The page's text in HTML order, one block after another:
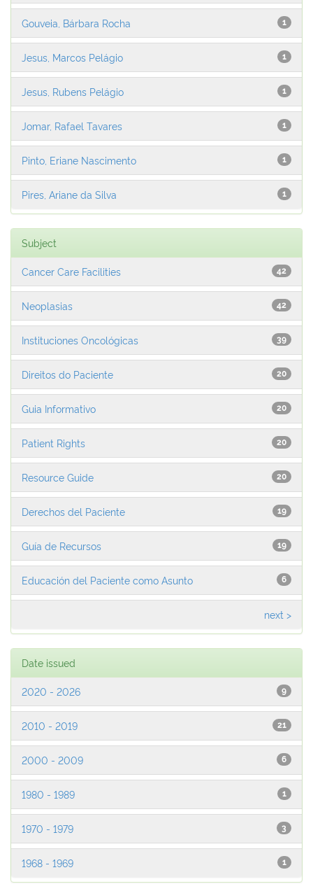
1
Gouveia, Bárbara Rocha
1
Jesus, Marcos Pelágio
1
Jesus, Rubens Pelágio
1
Jomar, Rafael Tavares
1
Pinto, Eriane Nascimento
1
Pires, Ariane da Silva
Subject
42
Cancer Care Facilities
42
Neoplasias
39
Instituciones Oncológicas
20
Direitos do Paciente
20
Guia Informativo
20
Patient Rights
20
Resource Guide
19
Derechos del Paciente
19
Guía de Recursos
6
Educación del Paciente como Asunto
next >
Date issued
9
2020 - 2026
21
2010 - 2019
6
2000 - 2009
1
1980 - 1989
3
1970 - 1979
1
1968 - 1969